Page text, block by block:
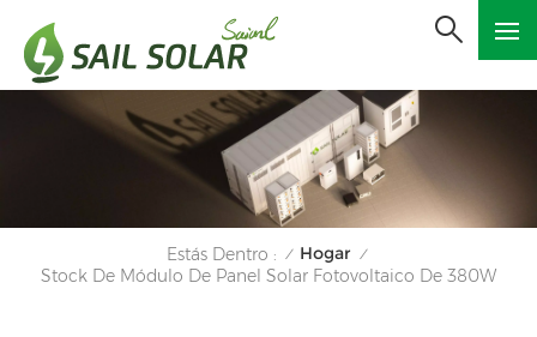
Estás Dentro : / Hogar /
Stock De Módulo De Panel Solar Fotovoltaico De 380W